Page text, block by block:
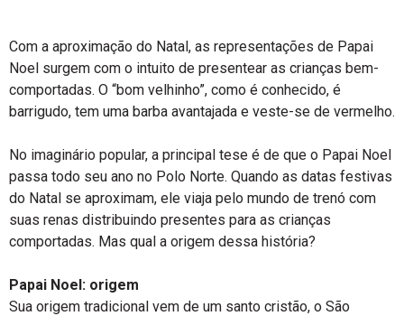
Com a aproximação do Natal, as representações de Papai
Noel surgem com o intuito de presentear as crianças bem-
comportadas. O “bom velhinho”, como é conhecido, é
barrigudo, tem uma barba avantajada e veste-se de vermelho.
No imaginário popular, a principal tese é de que o Papai Noel
passa todo seu ano no Polo Norte. Quando as datas festivas
do Natal se aproximam, ele viaja pelo mundo de trenó com
suas renas distribuindo presentes para as crianças
comportadas. Mas qual a origem dessa história?
Papai Noel: origem
Sua origem tradicional vem de um santo cristão, o São